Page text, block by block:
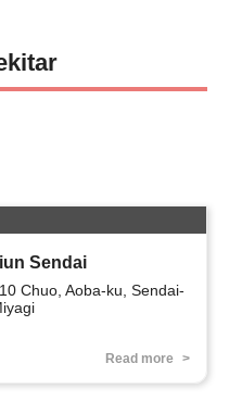
Sendai
Chuo, Aoba-ku, Sendai-
Read more